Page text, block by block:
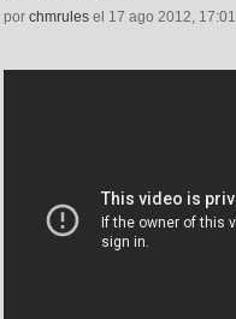
por chmrules el 17 ago 2012, 17:01